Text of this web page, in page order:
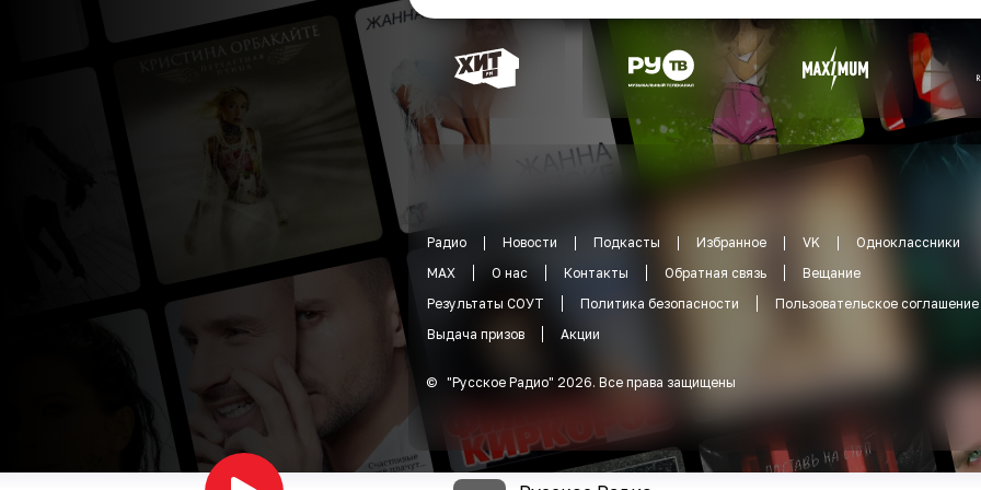
Радио Новости Подкасты Избранное VK
Одноклассники
MAX
О нас Контакты Обратная связь
Вещание
Результаты СОУТ
Политика безопасности
Пользовательское соглашение
Выдача призов
Акции
© "Русское Радио" 2026. Все права защищены